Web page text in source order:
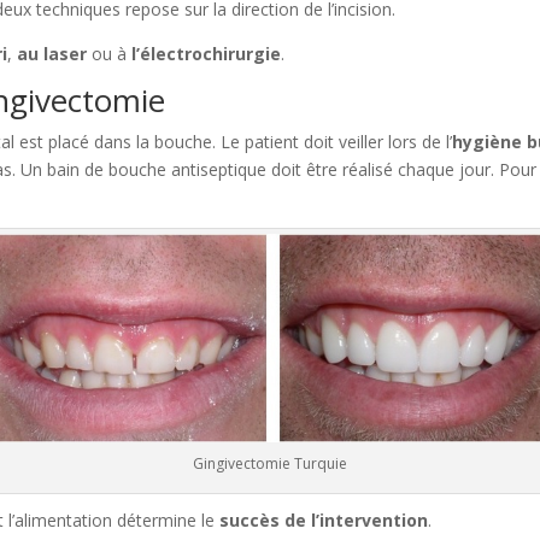
techniques repose sur la direction de l’incision.
, au laser ou à l’électrochirurgie.
est placé dans la bouche. Le patient doit veiller lors de l’hygiène
Un bain de bouche antiseptique doit être réalisé chaque jour.
Gingivectomie Turquie
détermine le succès de l’intervention.